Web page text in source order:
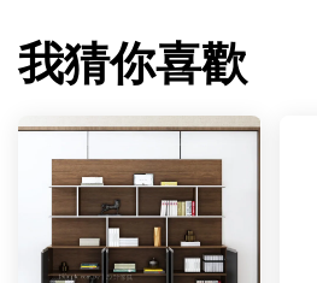
我猜你喜歡